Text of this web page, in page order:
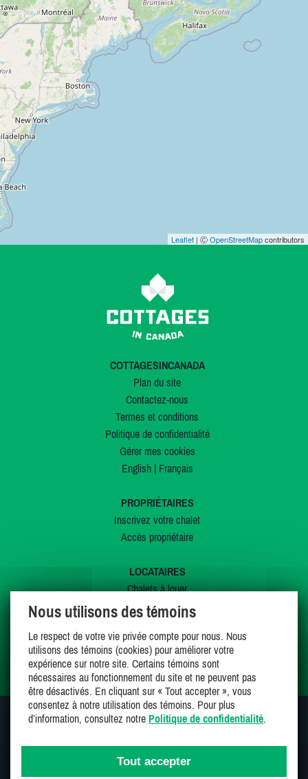
Leaflet | ⒸOpenStreetMapcontributors
COTTAGESINCANADA
Plan du site
Contactez-nous
Termes et conditions
Politique de confidentialité
Gérer mes cookies
English| Français
PROPRIÉTAIRES
Inscrivez votre chalet
Accès propriétaire
LOCATAIRES
Chalets à louer
Chalets à vendre
Offres spéciales
Mes favoris
SUIVEZ-NOUS SUR
Nous utilisons des témoins
Le respect de votre vie privée compte pour nous. Nous
utilisons des témoins (cookies) pour améliorer votre
expérience sur notre site. Certains témoins sont
nécessaires au fonctionnement du site et ne peuvent pas
être désactivés. En cliquant sur « Tout accepter », vous
consentez à notre utilisation des témoins. Pour plus
d’information, consultez notre Politique de confidentialité.
Tout accepter